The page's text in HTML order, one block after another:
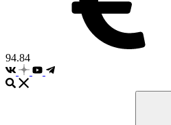
94.84